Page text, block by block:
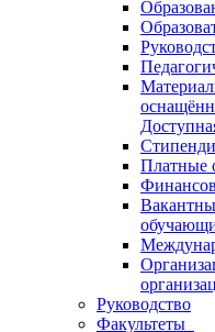
Платные
Руководство
Факультеты